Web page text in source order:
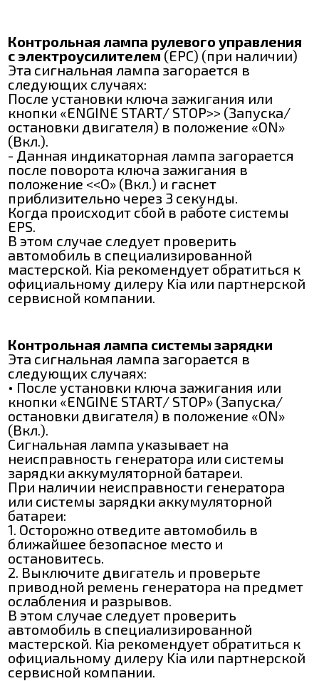
Контрольная лампа рулевого управления
с электроусилителем(ЕРС) (при наличии)
Эта сигнальная лампа загорается в
следующих случаях:
После установки ключа зажигания или
кнопки «ENGINE START/ ЅТОР>> (Запуска/
остановки двигателя) в положение «ON»
(Вкл.).
- Данная индикаторная лампа загорается
после поворота ключа зажигания в
положение <<О» (Вкл.) и гаснет
приблизительно через 3 секунды.
Когда происходит сбой в работе системы
ЕРЅ.
В этом случае следует проверить
автомобиль в специализированной
мастерской. Кіа рекомендует обратиться к
официальному дилеру Kia или партнерской
сервисной компании.
Контрольная лампа системы зарядки
Эта сигнальная лампа загорается в
следующих случаях:
• После установки ключа зажигания или
кнопки «ENGINE START/ ЅТОР» (Запуска/
остановки двигателя) в положение «ON»
(Вкл.).
Сигнальная лампа указывает на
неисправность генератора или системы
зарядки аккумуляторной батареи.
При наличии неисправности генератора
или системы зарядки аккумуляторной
батареи:
1. Осторожно отведите автомобиль в
ближайшее безопасное место и
остановитесь.
2. Выключите двигатель и проверьте
приводной ремень генератора на предмет
ослабления и разрывов.
В этом случае следует проверить
автомобиль в специализированной
мастерской. Кіа рекомендует обратиться к
официальному дилеру Kia или партнерской
сервисной компании.